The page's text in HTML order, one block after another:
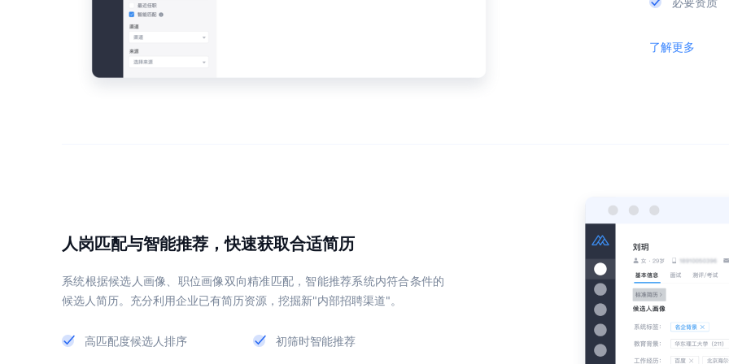
了解更多
人岗匹配与智能推荐，快速获取合适简历
系统根据候选人画像、职位画像双向精准匹配，智能推荐系统内符合条件的
候选人简历。充分利用企业已有简历资源，挖掘新"内部招聘渠道"。
高匹配度候选人排序 初筛时智能推荐